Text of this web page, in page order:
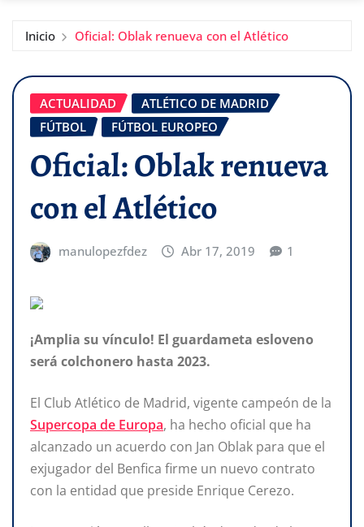
Inicio Oficial: Oblak renueva con el Atlético
ACTUALIDAD
ATLÉTICO DE MADRID
FÚTBOL
FÚTBOL EUROPEO
Oficial: Oblak renueva
con el Atlético
manulopezfdez Abr 17, 2019 1
¡Amplia su vínculo! El guardameta esloveno
será colchonero hasta 2023.
El Club Atlético de Madrid, vigente campeón de la
Supercopa de Europa, ha hecho oficial que ha
alcanzado un acuerdo con Jan Oblak para que el
exjugador del Benfica firme un nuevo contrato
con la entidad que preside Enrique Cerezo.